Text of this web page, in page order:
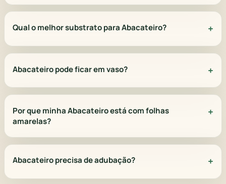
Qual o melhor substrato para Abacateiro?
Abacateiro pode ficar em vaso?
Por que minha Abacateiro está com folhas
amarelas?
Abacateiro precisa de adubação?